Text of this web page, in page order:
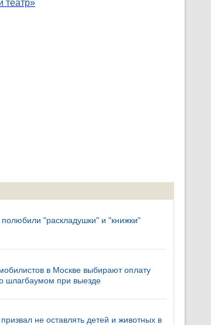
"раскладушки" и "книжки"
в Москве выбирают оплату
шлагбаумом при выезде
не оставлять детей и животных в